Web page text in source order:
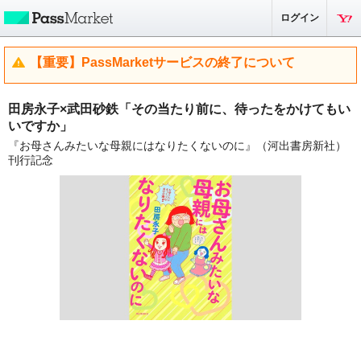
ログイン
【重要】PassMarketサービスの終了について
田房永子×武田砂鉄「その当たり前に、待ったをかけてもい
いですか」
『お母さんみたいな母親にはなりたくないのに』（河出書房新社）
刊行記念